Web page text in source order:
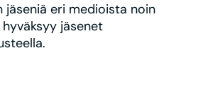
jäseniä eri medioista noin
jäsenet